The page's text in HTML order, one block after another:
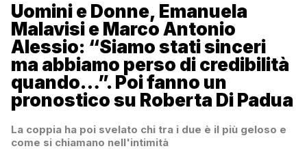
Uomini e Donne, Emanuela
Malavisi e Marco Antonio
Alessio: “Siamo stati sinceri
ma abbiamo perso di credibilità
quando…”. Poi fanno un
pronostico su Roberta Di Padua
La coppia ha poi svelato chi tra i due è il più geloso e
come si chiamano nell'intimità